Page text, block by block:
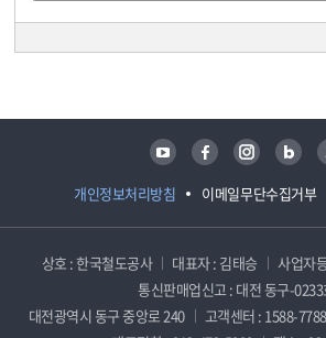
개인정보처리방침 이메일무단수집거부
유튜브 페이스북 인스타그램 블로그
상호 : 한국철도공사 대표자 : 김태승
사업자
통신판매업신고 : 대전 동구-0233
대전광역시 동구 중앙로 240
고객센터 : 1588-